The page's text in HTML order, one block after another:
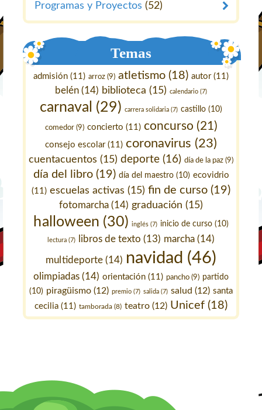
Programas y Proyectos (52)
Temas
admisión (11) arroz (9) atletismo (18) autor(11)
belén (14) biblioteca (15) calendario (7)
carnaval (29) carrera solidaria (7) castillo (10)
comedor(9) concierto (11) concurso (21)
consejo escolar(11) coronavirus (23)
cuentacuentos (15) deporte (16) día de la paz (9)
día del libro(19) día del maestro(10) ecovidrio
(11) escuelas activas (15) fin de curso (19)
fotomarcha (14) graduación (15)
halloween (30) inglés(7) inicio de curso(10)
lectura (7) libros de texto (13) marcha (14)
multideporte(14) navidad (46)
olimpiadas (14) orientación (11) pancho (9) partido
(10) piragüismo (12) premio (7) salida (7) salud (12) santa
cecilia (11) tamborada (8) teatro (12) Unicef (18)